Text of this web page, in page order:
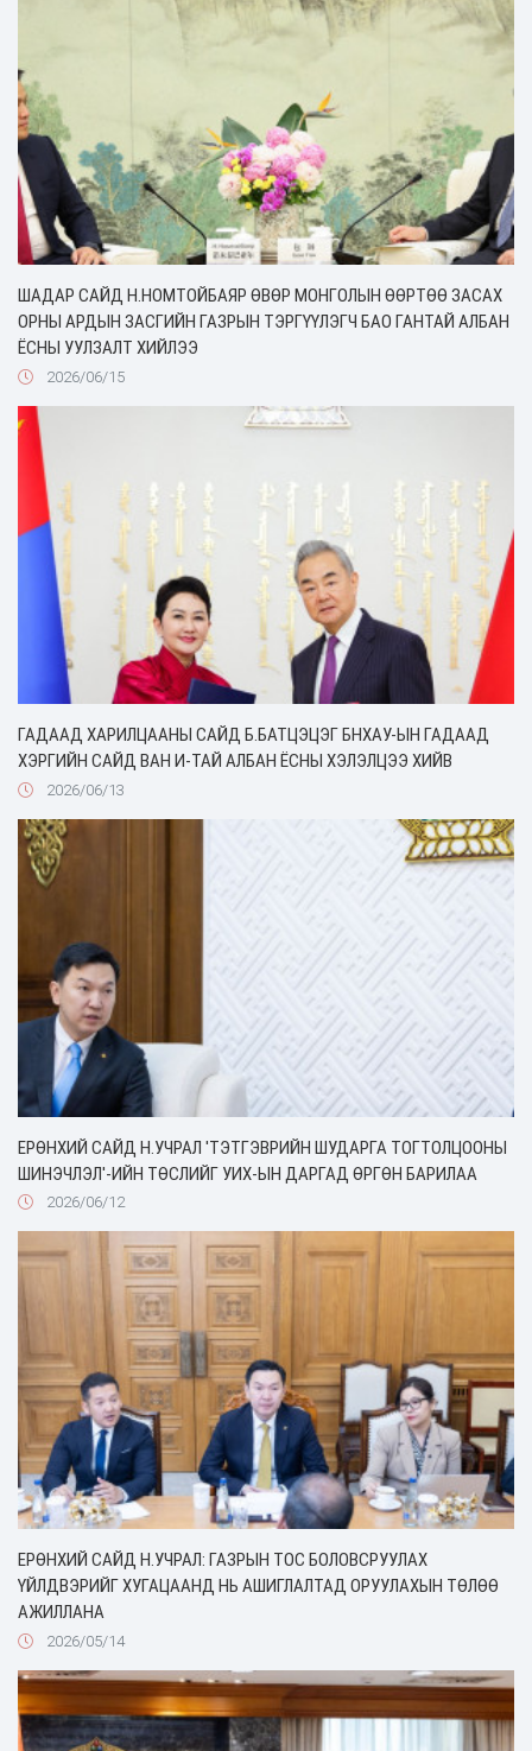
ШАДАР САЙД Н.НОМТОЙБАЯР ӨВӨР МОНГОЛЫН ӨӨРТӨӨ ЗАСАХ
ОРНЫ АРДЫН ЗАСГИЙН ГАЗРЫН ТЭРГҮҮЛЭГЧ БАО ГАНТАЙ АЛБАН
ЁСНЫ УУЛЗАЛТ ХИЙЛЭЭ
2026/06/15
ГАДААД ХАРИЛЦААНЫ САЙД Б.БАТЦЭЦЭГ БНХАУ-ЫН ГАДААД
ХЭРГИЙН САЙД ВАН И-ТАЙ АЛБАН ЁСНЫ ХЭЛЭЛЦЭЭ ХИЙВ
2026/06/13
ЕРӨНХИЙ САЙД Н.УЧРАЛ 'ТЭТГЭВРИЙН ШУДАРГА ТОГТОЛЦООНЫ
ШИНЭЧЛЭЛ'-ИЙН ТӨСЛИЙГ УИХ-ЫН ДАРГАД ӨРГӨН БАРИЛАА
2026/06/12
ЕРӨНХИЙ САЙД Н.УЧРАЛ: ГАЗРЫН ТОС БОЛОВСРУУЛАХ
ҮЙЛДВЭРИЙГ ХУГАЦААНД НЬ АШИГЛАЛТАД ОРУУЛАХЫН ТӨЛӨӨ
АЖИЛЛАНА
2026/05/14